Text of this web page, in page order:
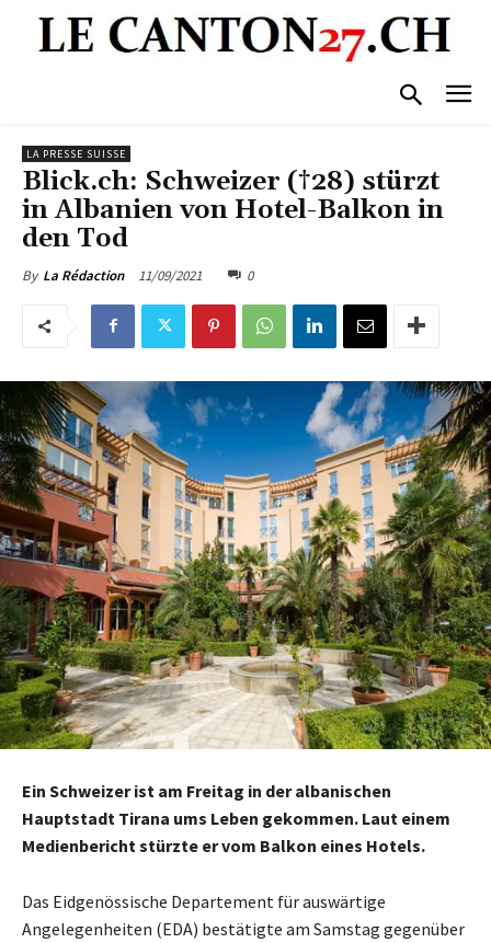
LA PRESSE SUISSE
Blick.ch: Schweizer (†28) stürzt
in Albanien von Hotel-Balkon in
den Tod
By La Rédaction 11/09/2021 0
Ein Schweizer ist am Freitag in der albanischen
Hauptstadt Tirana ums Leben gekommen. Laut einem
Medienbericht stürzte er vom Balkon eines Hotels.
Das Eidgenössische Departement für auswärtige
Angelegenheiten (EDA) bestätigte am Samstag gegenüber